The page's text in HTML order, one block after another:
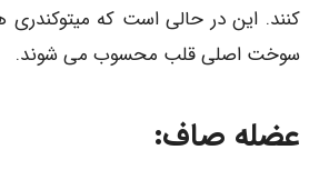
سوخت اصلی قلب محسوب می شوند.
عضله صاف: